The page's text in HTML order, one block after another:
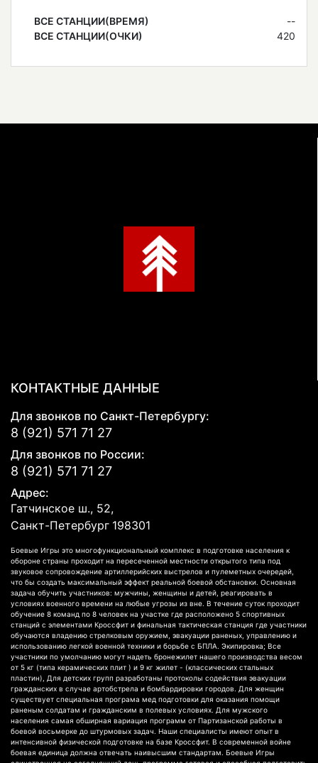
ВСЕ СТАНЦИИ(ВРЕМЯ)
--
ВСЕ СТАНЦИИ(ОЧКИ)
420
КОНТАКТНЫЕ ДАННЫЕ
Для звонков по Санкт-Петербургу:
8 (921) 571 71 27
Для звонков по России:
8 (921) 571 71 27
Адрес:
Гатчинское ш., 52,
Санкт-Петербург 198301
Боевые Игры это многофункциональный комплекс в подготовке населения к
обороне страны проходит на пересеченной местности открытого типа под
звуковое сопровождение артиллерийских выстрелов и пулеметных очередей,
что бы создать максимальный эффект реальной боевой обстановки. Основная
задача обучить участников: мужчины, женщины и детей, реагировать в
условиях военного времени на любые угрозы из вне. В течение суток проходит
обучение 8 команд по 8 человек на участке где расположено 5 спортивных
станций с элементами Кроссфит и финальная тактическая станция где участники
обучаются владению стрелковым оружием, эвакуации раненых, управлению и
использованию легкой военной техники и борьбе с БПЛА. Экипировка; Все
участники по умолчанию могут надеть бронежилет нашего производства весом
от 5 кг (типа керамических плит ) и 9 кг жилет - (классических стальных
пластин), Для детских групп разработаны протоколы содействия эвакуации
гражданских в случае артобстрела и бомбардировки городов. Для женщин
существует специальная програма мед подготовки для оказания помощи
раненым солдатам и гражданским в полевых условиях. Для мужского
населения самая обширная вариация программ от Партизанской работы в
боевой восьмерке до штурмовых задач. Наши специалисты имеют опыт в
интенсивной физической подготовке на базе Кроссфит. В современной войне
боевая единица должна отвечать наивысшим стандартам. Боевые Игры